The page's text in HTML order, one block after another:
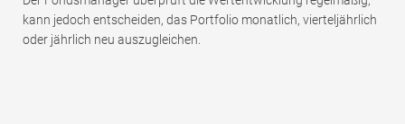
kann jedoch entscheiden, das Portfolio monatlich, vierteljährlich
oder jährlich neu auszugleichen.